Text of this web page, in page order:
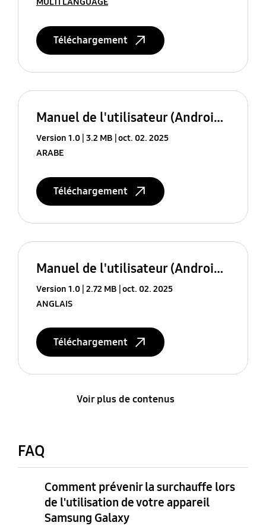
Téléchargement
Manuel de l'utilisateur (Android 16)
Version 1.0 3.2 MB oct. 02. 2025
ARABE
Téléchargement
Manuel de l'utilisateur (Android 16)
Version 1.0 2.72 MB oct. 02. 2025
ANGLAIS
Téléchargement
Voir plus de contenus
FAQ
Comment prévenir la surchauffe lors
de l'utilisation de votre appareil
Samsung Galaxy